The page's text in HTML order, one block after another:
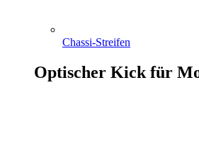
Chassi-Streifen
Optischer Kick für